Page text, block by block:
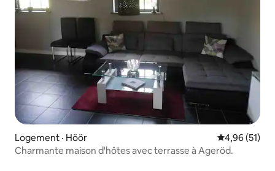
Logement · Höör Note
4,96 (51)
Charmante maison d'hôtes avec terrasse à Ageröd.